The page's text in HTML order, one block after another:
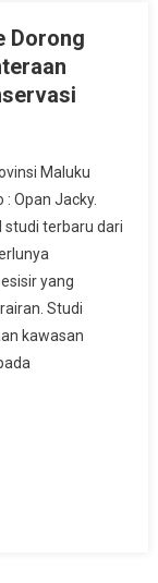
Dorong
Maluku
Opan Jacky.
studi terbaru dari
yang
Studi
kawasan